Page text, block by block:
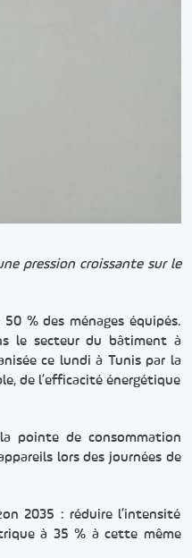
pression croissante sur le
% des ménages équipés.
le secteur du bâtiment à
ce lundi à Tunis par la
de l’efficacité énergétique
pointe de consommation
lors des journées de
2035 : réduire l’intensité
à 35 % à cette même